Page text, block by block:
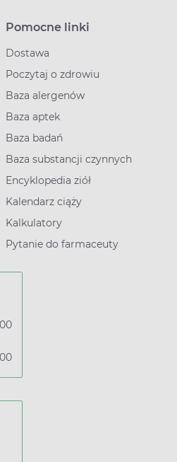
Pomocne linki
Dostawa
Poczytaj o zdrowiu
Baza alergenów
Baza aptek
Baza badań
Baza substancji czynnych
Encyklopedia ziół
Kalendarz ciąży
Kalkulatory
Pytanie do farmaceuty